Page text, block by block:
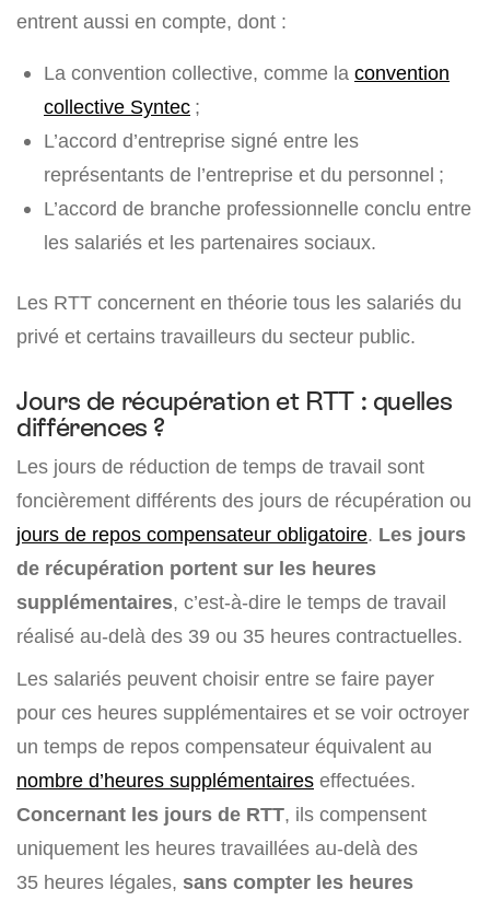
entrent aussi en compte, dont :
La convention collective, comme la convention
collective Syntec ;
L’accord d’entreprise signé entre les
représentants de l’entreprise et du personnel ;
L’accord de branche professionnelle conclu entre
les salariés et les partenaires sociaux.
Les RTT concernent en théorie tous les salariés du
privé et certains travailleurs du secteur public.
Jours de récupération et RTT : quelles
différences ?
Les jours de réduction de temps de travail sont
foncièrement différents des jours de récupération ou
jours de repos compensateur obligatoire. Les jours
de récupération portent sur les heures
supplémentaires, c’est-à-dire le temps de travail
réalisé au-delà des 39 ou 35 heures contractuelles.
Les salariés peuvent choisir entre se faire payer
pour ces heures supplémentaires et se voir octroyer
un temps de repos compensateur équivalent au
nombre d’heures supplémentaires effectuées.
Concernant les jours de RTT, ils compensent
uniquement les heures travaillées au-delà des
35 heures légales, sans compter les heures